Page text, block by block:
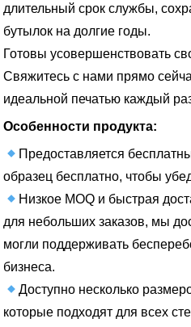
длительный срок службы,
бутылок на долгие годы.
Готовы усовершенствовать
Свяжитесь с нами прямо
идеальной печатью каждый
Особенности продукта:
Предоставляется
образец бесплатно, чтобы
Низкое MOQ и быстрая
для небольших заказов, мы
могли поддерживать
бизнеса.
Доступно несколько
которые подходят для всех